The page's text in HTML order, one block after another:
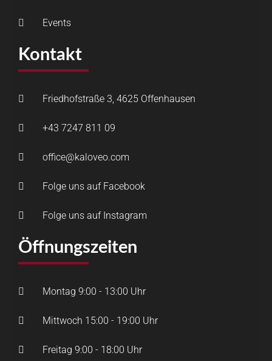
Events
Kontakt
Friedhofstraße 3, 4625 Offenhausen
+43 7247 811 09
office@kaloveo.com
Folge uns auf Facebook
Folge uns auf Instagram
Öffnungszeiten
Montag 9:00 - 13:00 Uhr
Mittwoch 15:00 - 19:00 Uhr
Freitag 9:00 - 18:00 Uhr